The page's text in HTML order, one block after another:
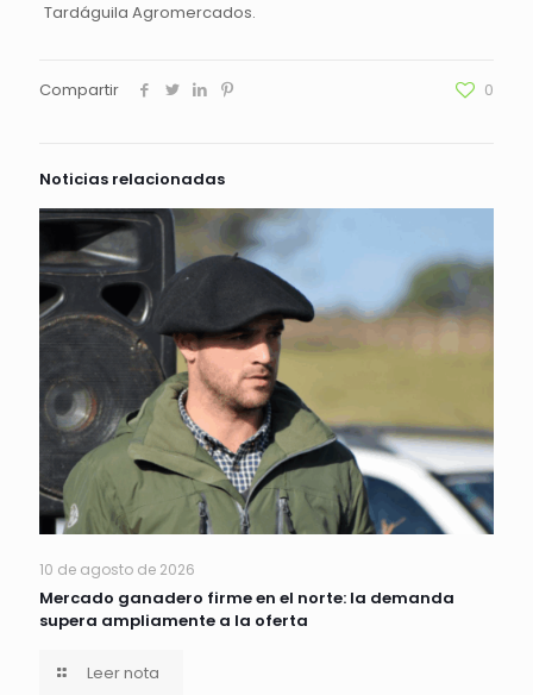
Tardáguila Agromercados.
Compartir 0
Noticias relacionadas
10 de agosto de 2026
Mercado ganadero firme en el norte: la demanda
supera ampliamente a la oferta
Leer nota